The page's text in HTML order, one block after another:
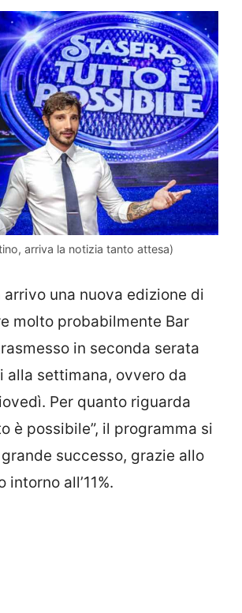
arriva la notizia tanto attesa)
arrivo una nuova edizione di
molto probabilmente Bar
in seconda serata
alla settimana, ovvero da
Per quanto riguarda
è possibile”, il programma si
successo, grazie allo
intorno all’11%.